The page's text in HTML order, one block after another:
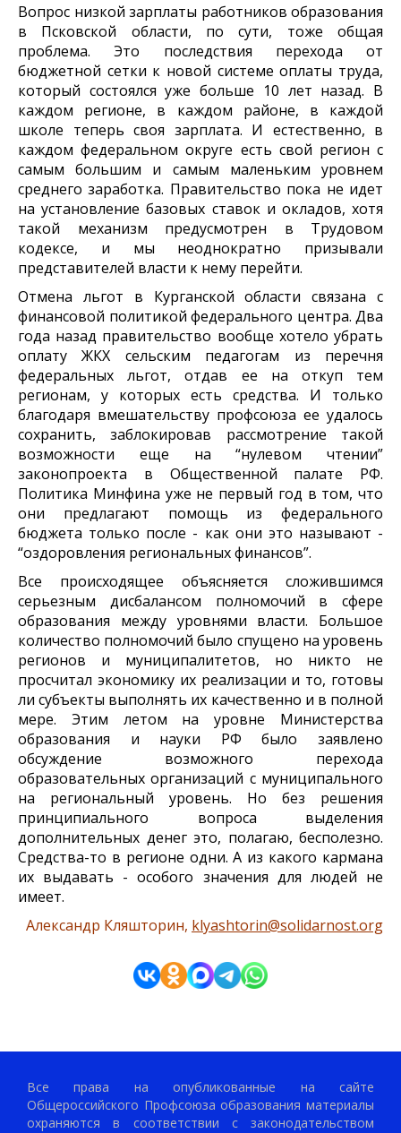
Вопрос низкой зарплаты работников образования
в Псковской области, по сути, тоже общая
проблема. Это последствия перехода от
бюджетной сетки к новой системе оплаты труда,
который состоялся уже больше 10 лет назад. В
каждом регионе, в каждом районе, в каждой
школе теперь своя зарплата. И естественно, в
каждом федеральном округе есть свой регион с
самым большим и самым маленьким уровнем
среднего заработка. Правительство пока не идет
на установление базовых ставок и окладов, хотя
такой механизм предусмотрен в Трудовом
кодексе, и мы неоднократно призывали
представителей власти к нему перейти.
Отмена льгот в Курганской области связана с
финансовой политикой федерального центра. Два
года назад правительство вообще хотело убрать
оплату ЖКХ сельским педагогам из перечня
федеральных льгот, отдав ее на откуп тем
регионам, у которых есть средства. И только
благодаря вмешательству профсоюза ее удалось
сохранить, заблокировав рассмотрение такой
возможности еще на “нулевом чтении”
законопроекта в Общественной палате РФ.
Политика Минфина уже не первый год в том, что
они предлагают помощь из федерального
бюджета только после - как они это называют -
“оздоровления региональных финансов”.
Все происходящее объясняется сложившимся
серьезным дисбалансом полномочий в сфере
образования между уровнями власти. Большое
количество полномочий было спущено на уровень
регионов и муниципалитетов, но никто не
просчитал экономику их реализации и то, готовы
ли субъекты выполнять их качественно и в полной
мере. Этим летом на уровне Министерства
образования и науки РФ было заявлено
обсуждение возможного перехода
образовательных организаций с муниципального
на региональный уровень. Но без решения
принципиального вопроса выделения
дополнительных денег это, полагаю, бесполезно.
Средства-то в регионе одни. А из какого кармана
их выдавать - особого значения для людей не
имеет.
Александр Кляшторин, klyashtorin@solidarnost.org
Все права на опубликованные на сайте
Общероссийского Профсоюза образования материалы
охраняются в соответствии с законодательством